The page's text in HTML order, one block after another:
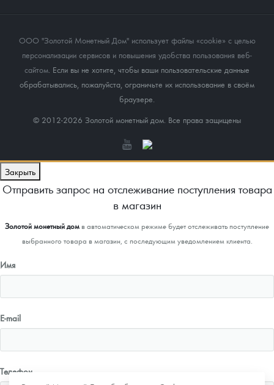
ООО "Золотой Монетный Дом" использует файлы «cookie» с целью
персонализации сервисов и повышения удобства пользования веб-
сайтом. Если вы не хотите, чтобы ваши пользовательские данные
обрабатывались, пожалуйста, ограничьте их использование в своём
браузере.
© 2012-2026 Золотой монетный дом. Все права защищены
Закрыть
Отправить запрос на отслеживание поступления товара
в магазин
Золотой монетный домв автоматическом режиме будет отслеживать поступление
выбранного товара в магазин, с последующим уведомлением клиента.
Имя
E-mail
Телефон